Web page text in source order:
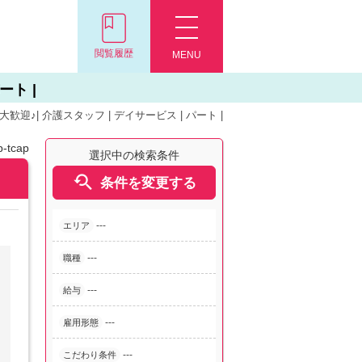
MENU
閲覧履歴
ト |
歓迎♪| 介護スタッフ | デイサービス | パート |
選択中の検索条件
 条件を変更する
エリア ---
職種 ---
給与 ---
雇用形態 ---
こだわり条件 ---
tcap